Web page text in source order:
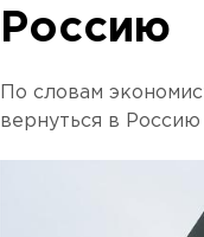
Россию
По словам
вернуться в Россию